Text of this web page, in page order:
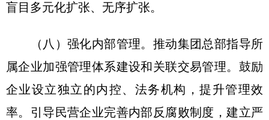
盲目多元化扩张、无序扩张。
（八）强化内部管理。推动集团总部指导所
属企业加强管理体系建设和关联交易管理。鼓励
企业设立独立的内控、法务机构，提升管理效
率。引导民营企业完善内部反腐败制度，建立严